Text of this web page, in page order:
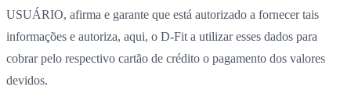
USUÁRIO, afirma e garante que está autorizado a fornecer tais
informações e autoriza, aqui, o D-Fit a utilizar esses dados para
cobrar pelo respectivo cartão de crédito o pagamento dos valores
devidos.